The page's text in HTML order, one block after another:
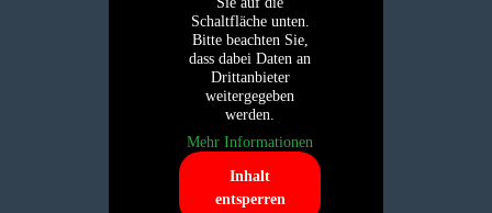
Schaltfläche unten.
Bitte beachten Sie,
dass dabei Daten an
Drittanbieter
weitergegeben
werden.
Mehr Informationen
Inhalt
entsperren